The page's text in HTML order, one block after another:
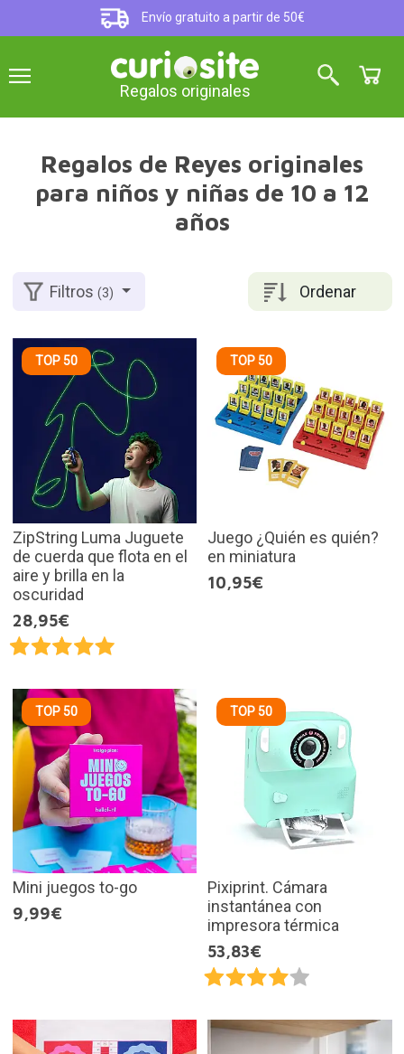
Envío gratuito a partir de 50€
Regalos originales
Regalos de Reyes originales
para niños y niñas de 10 a 12
años
Ordenar
Filtros(3)
TOP 50
ZipString Luma Juguete
de cuerda que flota en el
aire y brilla en la
oscuridad
28,95€
TOP 50
Juego ¿Quién es quién?
en miniatura
10,95€
TOP 50
Mini juegos to-go
9,99€
TOP 50
Pixiprint. Cámara
instantánea con
impresora térmica
53,83€